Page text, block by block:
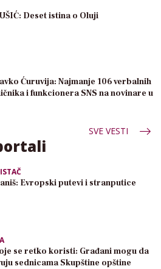
Deset istina o Oluji
Ćuruvija: Najmanje 106 verbalnih
i funkcionera SNS na novinare u
SVE VESTI
Evropski putevi i stranputice
se retko koristi: Građani mogu da
sednicama Skupštine opštine